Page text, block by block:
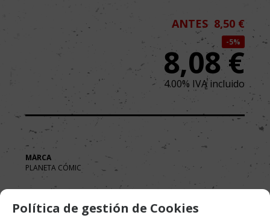
ANTES 8,50 €
5%
8,08€
4.00% IVA incluido
MARCA
PLANETA CÓMIC
Política de gestión de Cookies